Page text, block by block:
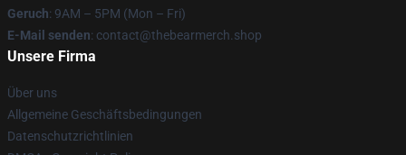
Geruch: 9AM – 5PM (Mon – Fri)
E-Mail senden: contact@thebearmerch.shop
Unsere Firma
Über uns
Allgemeine Geschäftsbedingungen
Datenschutzrichtlinien